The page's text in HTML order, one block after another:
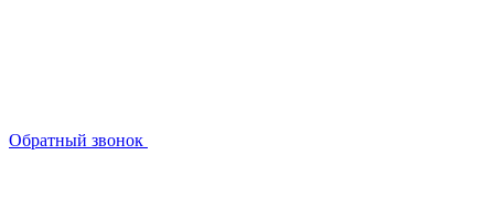
Обратный звонок